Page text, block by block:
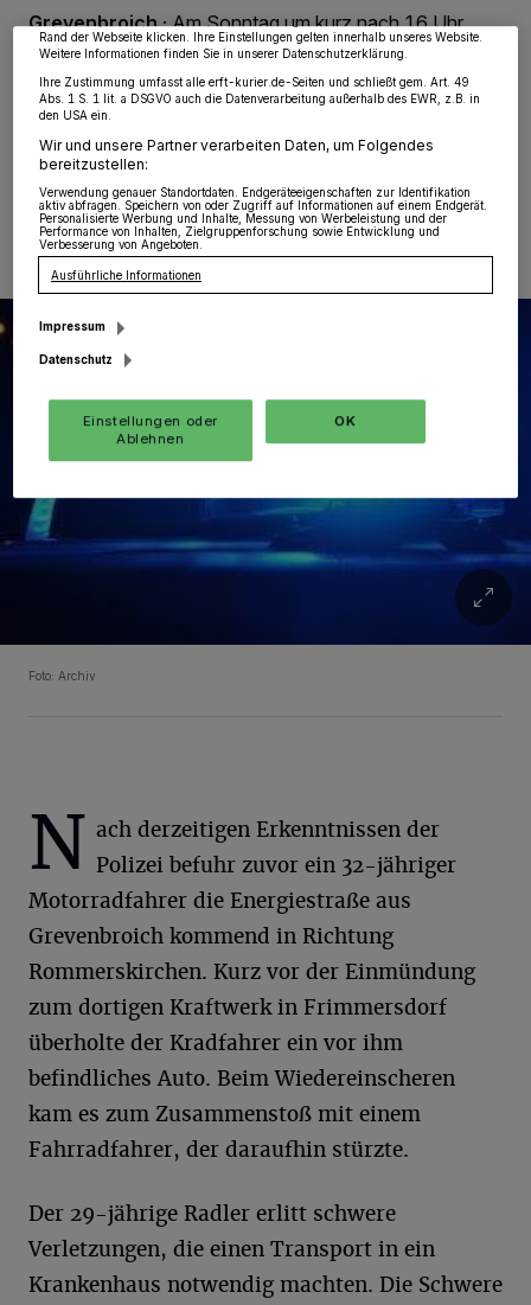
Grevenbroich·Am Sonntag um kurz nach 16 Uhr
ereignete sich auf der Energiestraße ein Verkehrsunfall,
trug.
25.10.2021 , 13:17 Uhr Eine Minute Lesezeit
Foto: Archiv
N ach derzeitigen Erkenntnissen der
Polizei befuhr zuvor ein 32-jähriger
Motorradfahrer die Energiestraße aus
Grevenbroich kommend in Richtung
Rommerskirchen. Kurz vor der Einmündung
zum dortigen Kraftwerk in Frimmersdorf
überholte der Kradfahrer ein vor ihm
befindliches Auto. Beim Wiedereinscheren
kam es zum Zusammenstoß mit einem
Fahrradfahrer, der daraufhin stürzte.
Der 29-jährige Radler erlitt schwere
Verletzungen, die einen Transport in ein
Krankenhaus notwendig machten. Die Schwere
widerrufen, indem Sie auf den Link Einstellungen oder Ablehnen am unteren
Rand der Webseite klicken. Ihre Einstellungen gelten innerhalb unseres Website.
Weitere Informationen finden Sie in unserer Datenschutzerklärung.
Ihre Zustimmung umfasst alle erft-kurier.de-Seiten und schließt gem. Art. 49
Abs. 1 S. 1 lit. a DSGVO auch die Datenverarbeitung außerhalb des EWR, z.B. in
den USA ein.
Wir und unsere Partner verarbeiten Daten, um Folgendes
bereitzustellen:
Verwendung genauer Standortdaten. Endgeräteeigenschaften zur Identifikation
aktiv abfragen. Speichern von oder Zugriff auf Informationen auf einem Endgerät.
Personalisierte Werbung und Inhalte, Messung von Werbeleistung und der
Performance von Inhalten, Zielgruppenforschung sowie Entwicklung und
Verbesserung von Angeboten.
Ausführliche Informationen
Impressum
Datenschutz
Einstellungen oder
Ablehnen
OK